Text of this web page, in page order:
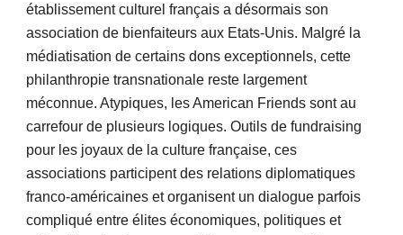
établissement culturel français a désormais son
association de bienfaiteurs aux Etats-Unis. Malgré la
médiatisation de certains dons exceptionnels, cette
philanthropie transnationale reste largement
méconnue. Atypiques, les American Friends sont au
carrefour de plusieurs logiques. Outils de fundraising
pour les joyaux de la culture française, ces
associations participent des relations diplomatiques
franco-américaines et organisent un dialogue parfois
compliqué entre élites économiques, politiques et